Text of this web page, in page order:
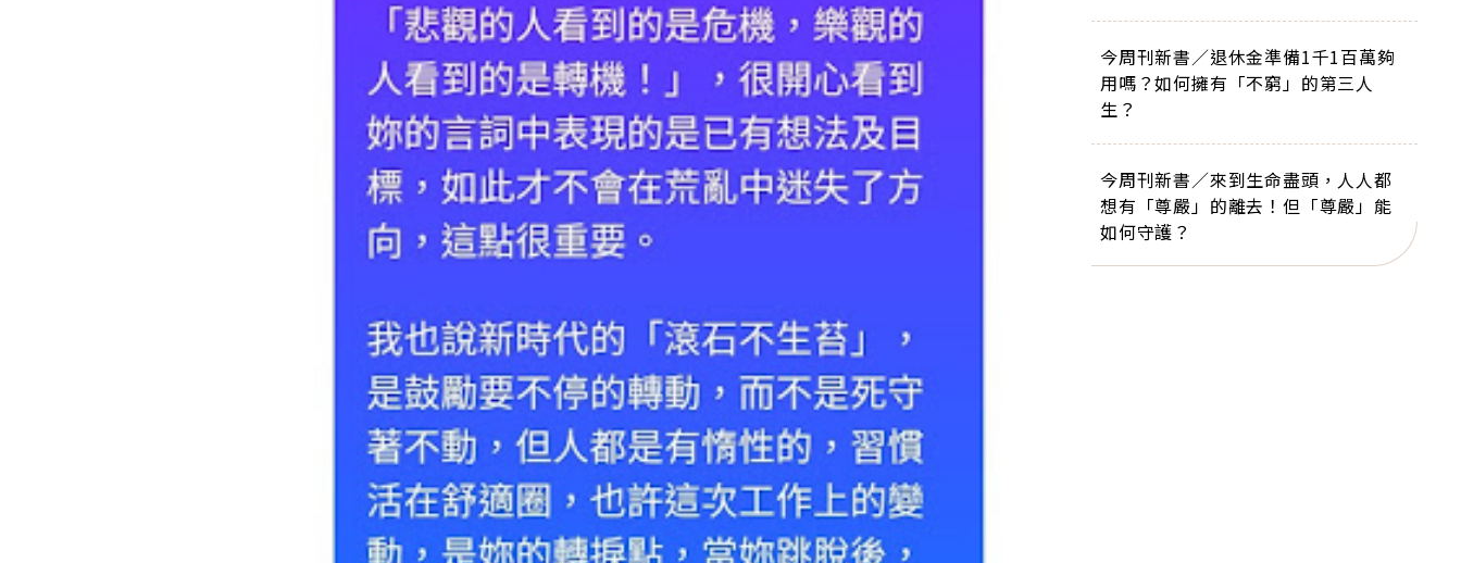
今周刊新書／退休金準備1千1百萬夠
用嗎？如何擁有「不窮」的第三人
生？
今周刊新書／來到生命盡頭，人人都
想有「尊嚴」的離去！但「尊嚴」能
如何守護？